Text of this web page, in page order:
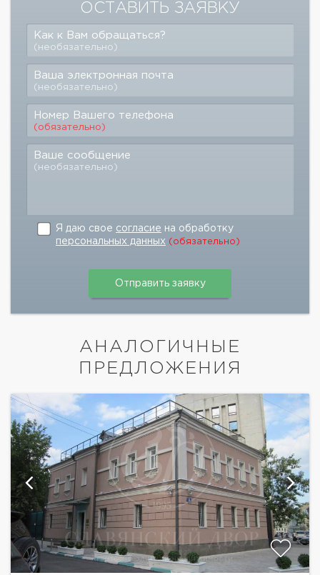
ОСТАВИТЬ ЗАЯВКУ
Как к Вам обращаться?
(необязательно)
Ваша электронная почта
(необязательно)
Номер Вашего телефона
(обязательно)
Ваше сообщение
(необязательно)
Я даю свое согласие на обработку
персональных данных (обязательно)
АНАЛОГИЧНЫЕ
ПРЕДЛОЖЕНИЯ